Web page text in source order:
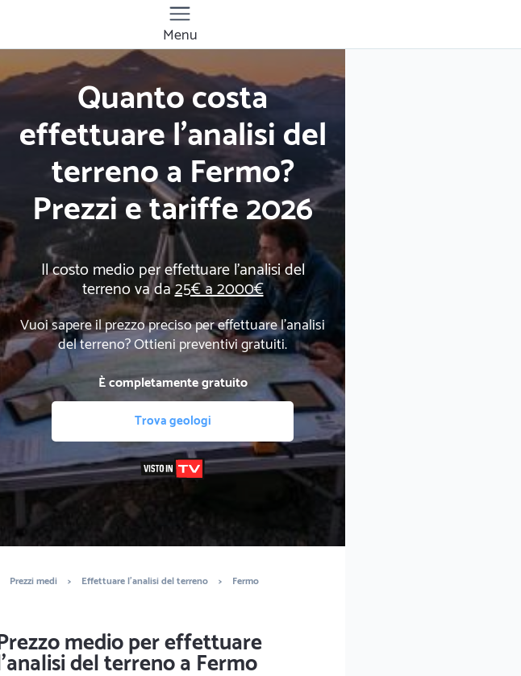
Quanto costa
effettuare l'analisi del
terreno a Fermo?
Prezzi e tariffe 2026
Il costo medio per effettuare l'analisi del
terreno va da25€ a 2000€
Vuoi sapere il prezzo preciso per effettuare l'analisi
del terreno? Ottieni preventivi gratuiti.
È completamente gratuito
Trova geologi
Prezzi medi > Effettuare l'analisi del terreno > Fermo
medio per effettuare
del terreno a Fermo
Menu